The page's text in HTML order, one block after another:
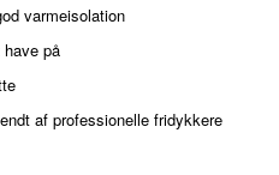
varmeisolation
på
af professionelle fridykkere